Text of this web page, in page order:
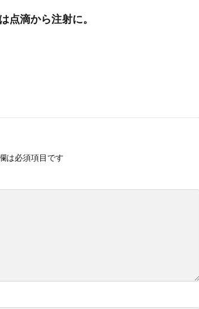
点滴から注射に。
は必須項目です